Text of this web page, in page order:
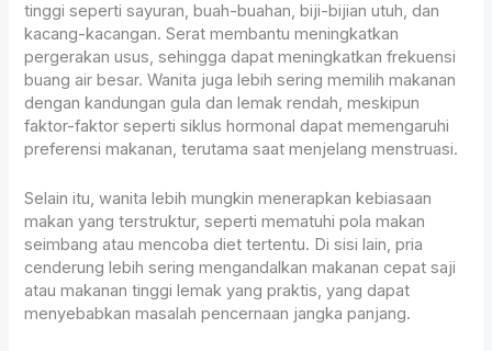
tinggi seperti sayuran, buah-buahan, biji-bijian utuh, dan
kacang-kacangan. Serat membantu meningkatkan
pergerakan usus, sehingga dapat meningkatkan frekuensi
buang air besar. Wanita juga lebih sering memilih makanan
dengan kandungan gula dan lemak rendah, meskipun
faktor-faktor seperti siklus hormonal dapat memengaruhi
preferensi makanan, terutama saat menjelang menstruasi.
Selain itu, wanita lebih mungkin menerapkan kebiasaan
makan yang terstruktur, seperti mematuhi pola makan
seimbang atau mencoba diet tertentu. Di sisi lain, pria
cenderung lebih sering mengandalkan makanan cepat saji
atau makanan tinggi lemak yang praktis, yang dapat
menyebabkan masalah pencernaan jangka panjang.